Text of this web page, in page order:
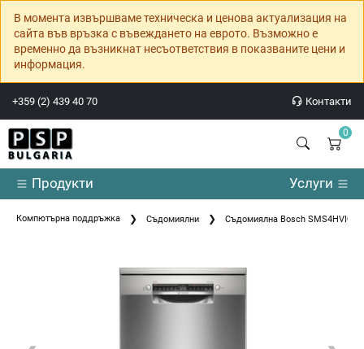
В момента извършваме техническа и ценова актуализация на
сайта във връзка с въвеждането на еврото. Възможно е
временно да възникнат несъответствия в показваните цени и
информация.
+359 (2) 439 40 70 Контакти
0
Продукти Услуги
Компютърна поддръжка Съдомиялни Съдомиялна Bosch